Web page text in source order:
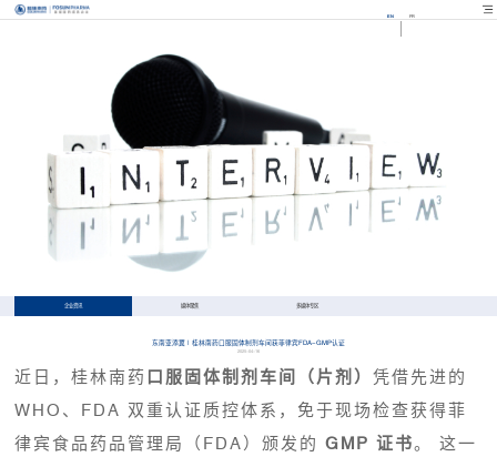
EN FR
企业资讯 媒体聚焦 多媒体专区
东南亚添翼 | 桂林南药口服固体制剂车间获菲律宾FDA-GMP认证
2025-04-16
近日，桂林南药 口服固体制剂车间（片剂）凭借先进的
WHO、FDA 双重认证质控体系，免于现场检查获得菲
律宾食品药品管理局（FDA）颁发的 GMP 证书。 这一